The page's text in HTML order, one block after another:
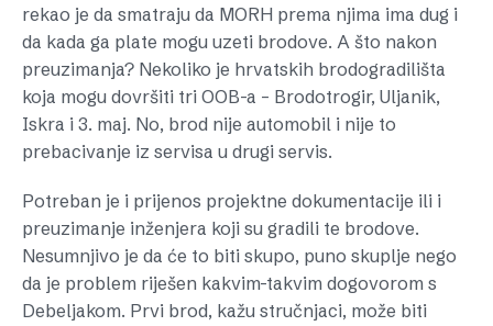
rekao je da smatraju da MORH prema njima ima dug i
da kada ga plate mogu uzeti brodove. A što nakon
preuzimanja? Nekoliko je hrvatskih brodogradilišta
koja mogu dovršiti tri OOB-a – Brodotrogir, Uljanik,
Iskra i 3. maj. No, brod nije automobil i nije to
prebacivanje iz servisa u drugi servis.
Potreban je i prijenos projektne dokumentacije ili i
preuzimanje inženjera koji su gradili te brodove.
Nesumnjivo je da će to biti skupo, puno skuplje nego
da je problem riješen kakvim-takvim dogovorom s
Debeljakom. Prvi brod, kažu stručnjaci, može biti